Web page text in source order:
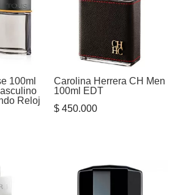
100ml
Reloj
Carolina Herrera CH Men
100ml EDT
$450.000